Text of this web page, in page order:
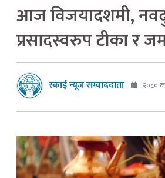
आज विजयादशमी,
प्रसादस्वरुप टीका र
स्काई न्यूज सम्वाददाता २०८०